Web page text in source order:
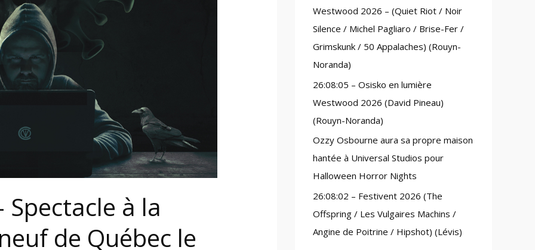
Spectacle à la
de Québec le
Westwood 2026 – (Quiet Riot / Noir
Silence / Michel Pagliaro / Brise-Fer /
Grimskunk / 50 Appalaches) (Rouyn-
Noranda)
26:08:05 – Osisko en lumière
Westwood 2026 (David Pineau)
(Rouyn-Noranda)
Ozzy Osbourne aura sa propre maison
hantée à Universal Studios pour
Halloween Horror Nights
26:08:02 – Festivent 2026 (The
Offspring / Les Vulgaires Machins /
Angine de Poitrine / Hipshot) (Lévis)